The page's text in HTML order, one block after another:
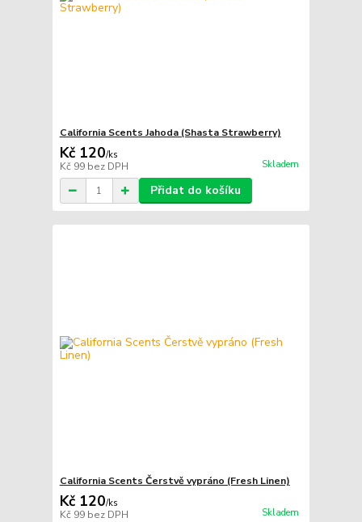
California Scents Jahoda (Shasta Strawberry)
Kč 120/ks
Kč 99 bez DPH Skladem
Přidat do košíku
California Scents Čerstvě vypráno (Fresh Linen)
Kč 120/ks
Kč 99 bez DPH Skladem